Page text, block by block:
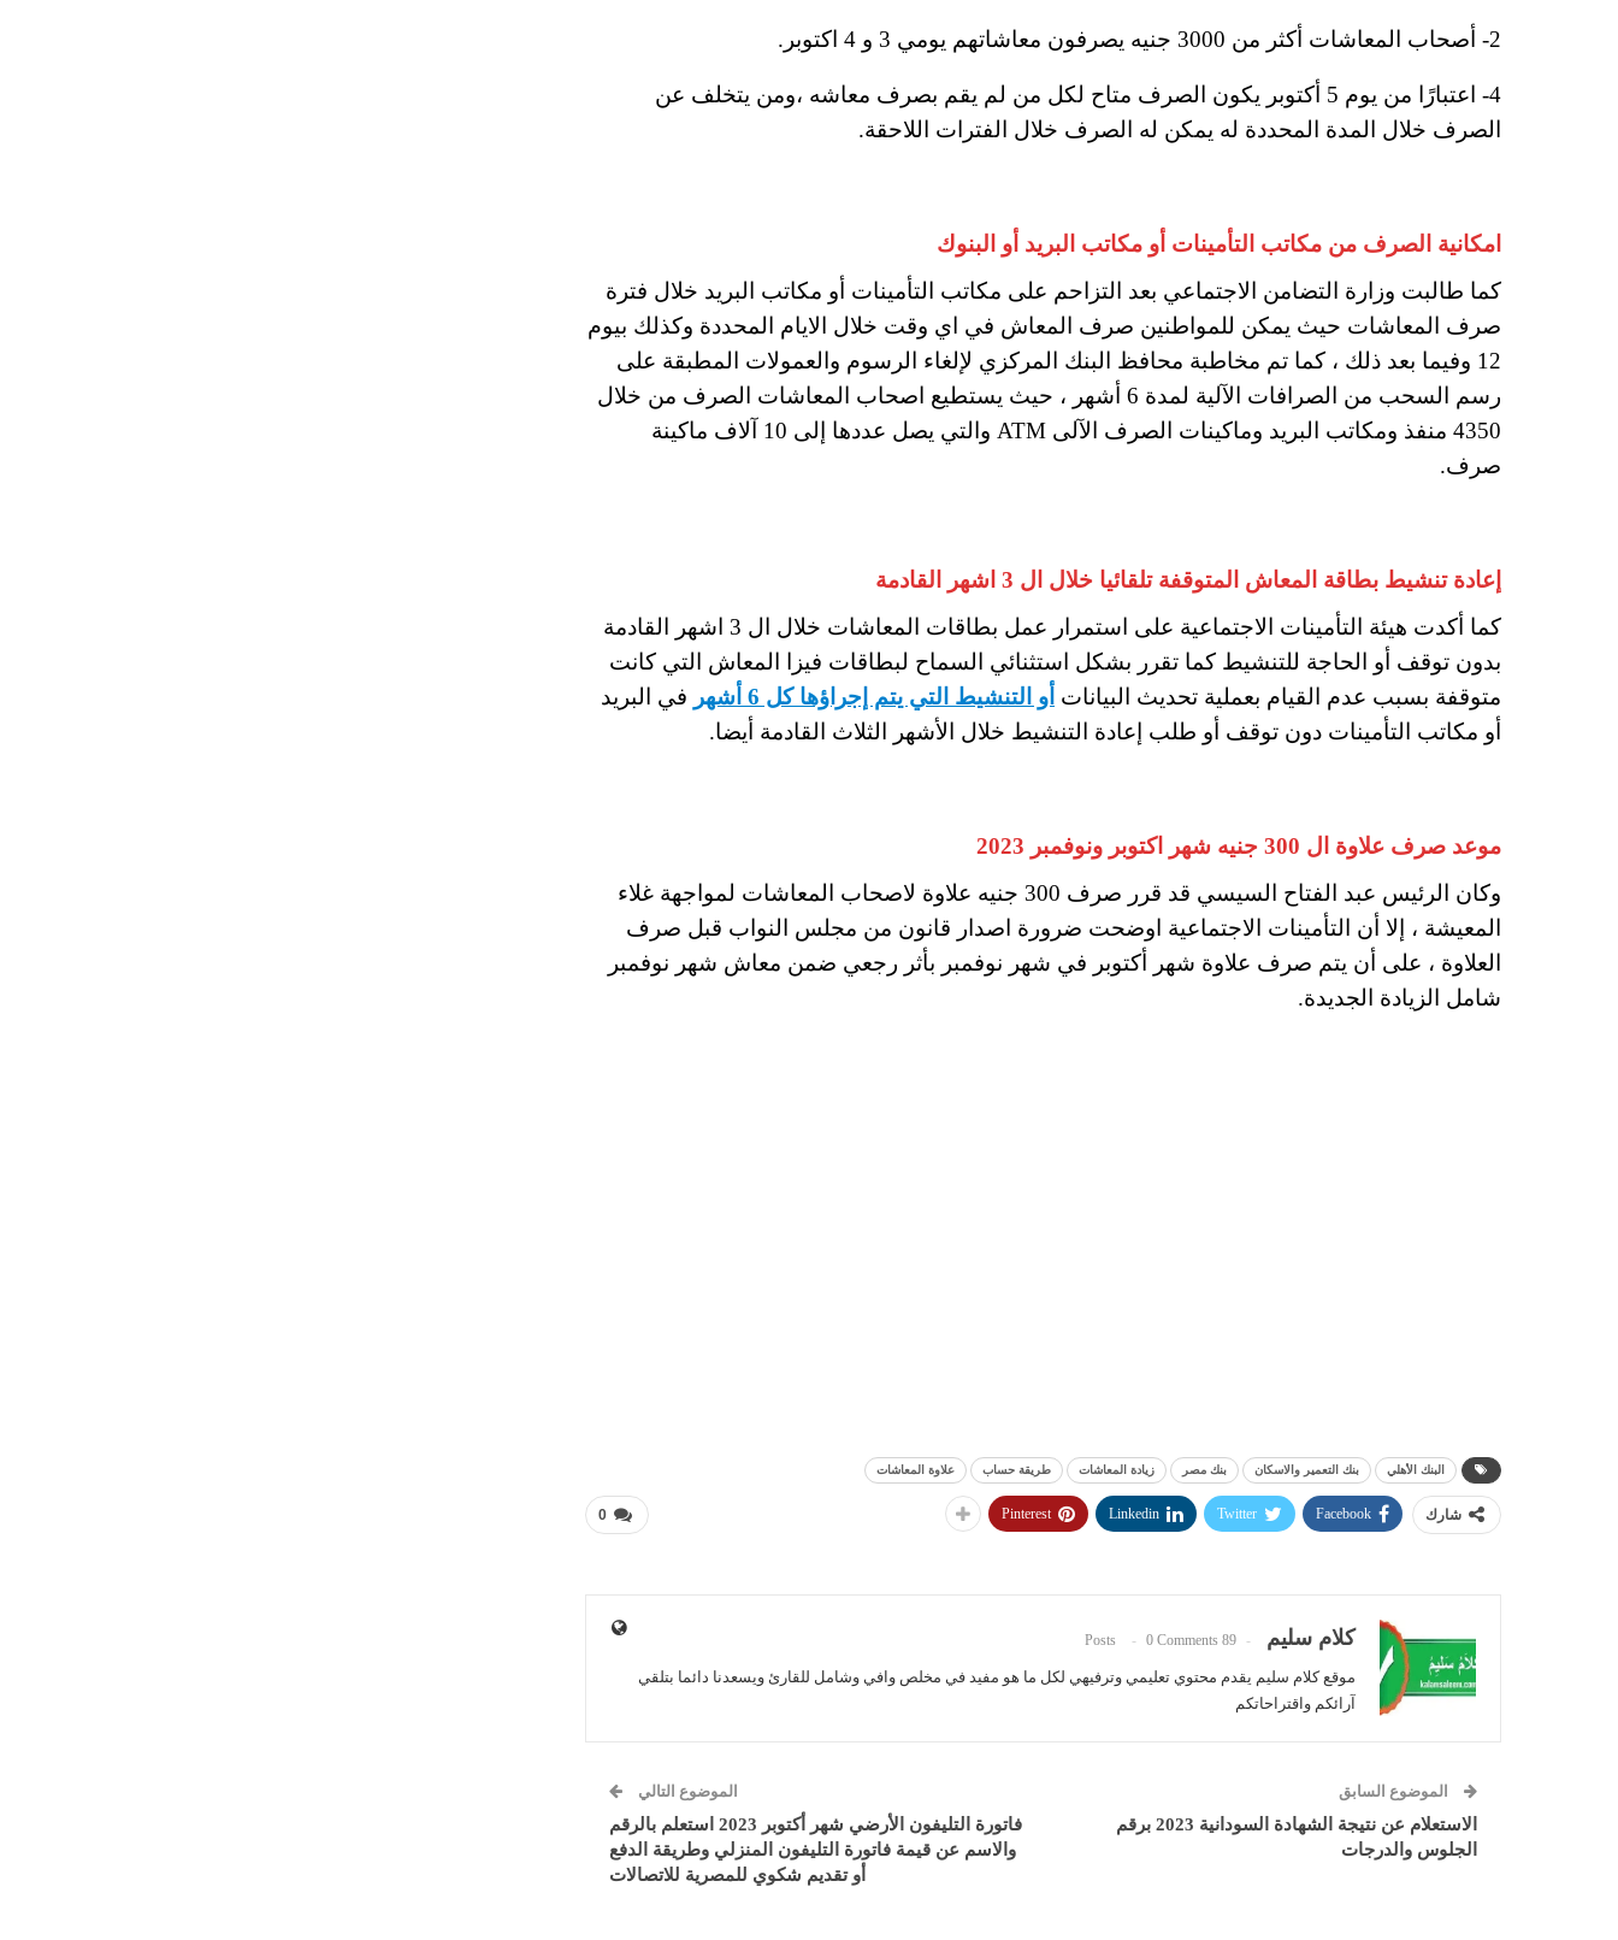
2- أصحاب المعاشات أكثر من 3000 جنيه يصرفون معاشاتهم يومي 3 و 4 اكتوبر.
4- اعتبارًا من يوم 5 أكتوبر يكون الصرف متاح لكل من لم يقم بصرف معاشه ،ومن يتخلف عن
الصرف خلال المدة المحددة له يمكن له الصرف خلال الفترات اللاحقة.
امكانية الصرف من مكاتب التأمينات أو مكاتب البريد أو البنوك
كما طالبت وزارة التضامن الاجتماعي بعد التزاحم على مكاتب التأمينات أو مكاتب البريد خلال فترة
صرف المعاشات حيث يمكن للمواطنين صرف المعاش في اي وقت خلال الايام المحددة وكذلك بيوم
12 وفيما بعد ذلك ، كما تم مخاطبة محافظ البنك المركزي لإلغاء الرسوم والعمولات المطبقة على
رسم السحب من الصرافات الآلية لمدة 6 أشهر ، حيث يستطيع اصحاب المعاشات الصرف من خلال
4350 منفذ ومكاتب البريد وماكينات الصرف الآلى ATM والتي يصل عددها إلى 10 آلاف ماكينة
صرف.
إعادة تنشيط بطاقة المعاش المتوقفة تلقائيا خلال ال 3 اشهر القادمة
كما أكدت هيئة التأمينات الاجتماعية على استمرار عمل بطاقات المعاشات خلال ال 3 اشهر القادمة
بدون توقف أو الحاجة للتنشيط كما تقرر بشكل استثنائي السماح لبطاقات فيزا المعاش التي كانت
متوقفة بسبب عدم القيام بعملية تحديث البيانات أو التنشيط التي يتم إجراؤها كل 6 أشهر
في البريد
أو مكاتب التأمينات دون توقف أو طلب إعادة التنشيط خلال الأشهر الثلاث القادمة أيضا.
موعد صرف علاوة ال 300 جنيه شهر اكتوبر ونوفمبر 2023
وكان الرئيس عبد الفتاح السيسي قد قرر صرف 300 جنيه علاوة لاصحاب المعاشات لمواجهة غلاء
المعيشة ، إلا أن التأمينات الاجتماعية اوضحت ضرورة اصدار قانون من مجلس النواب قبل صرف
العلاوة ، على أن يتم صرف علاوة شهر أكتوبر في شهر نوفمبر بأثر رجعي ضمن معاش شهر نوفمبر
شامل الزيادة الجديدة.
البنك الأهلي بنك التعمير والاسكان بنك مصر زيادة المعاشات طريقة حساب علاوة المعاشات
0 شارك Facebook
Twitter
Linkedin
Pinterest
كلام سليم 89 Posts
0 Comments
موقع كلام سليم يقدم محتوي تعليمي وترفيهي لكل ما هو مفيد في مخلص وافي وشامل للقارئ ويسعدنا دائما بتلقي
آرائكم واقتراحاتكم
الموضوع السابق
الاستعلام عن نتيجة الشهادة السودانية 2023 برقم
الجلوس والدرجات
الموضوع التالي
فاتورة التليفون الأرضي شهر أكتوبر 2023 استعلم بالرقم
والاسم عن قيمة فاتورة التليفون المنزلي وطريقة الدفع
أو تقديم شكوي للمصرية للاتصالات